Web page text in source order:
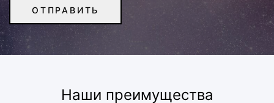
Наши преимущества